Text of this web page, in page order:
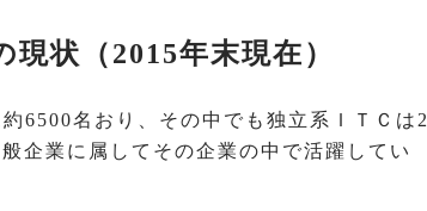
現状（2015年末現在）
6500名おり、その中でも独立系ＩＴＣは2
企業に属してその企業の中で活躍してい